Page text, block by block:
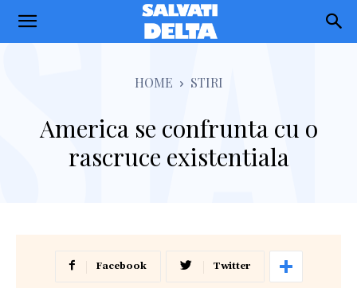
Salvati
HOME STIRI
America se confrunta cu o
rascruce existentiala
Facebook Twitter